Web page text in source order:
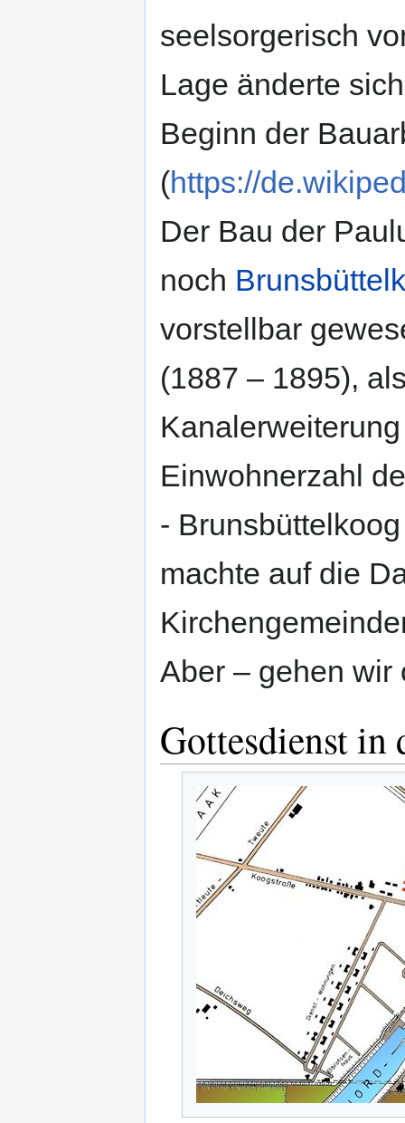
seelsorgerisch
Lage änderte
Beginn der
(https://
Der Bau der
noch
vorstellbar
(1887 – 1895),
Einwohnerzahl
-
machte auf die
Aber – gehen wir
Gottesdienst in